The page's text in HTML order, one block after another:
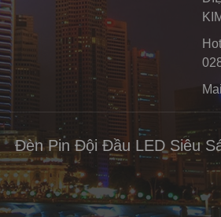
Đèn Pin Đội Đầu LED Siêu